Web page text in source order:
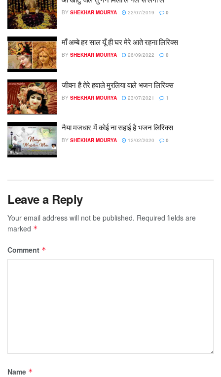
BY SHEKHAR MOURYA 22/07/2019 0
माँ अम्बे हर साल यूँ ही घर मेरे आते रहना लिरिक्स
BY SHEKHAR MOURYA 26/09/2022 0
जीवन है तेरे हवाले मुरलिया वाले भजन लिरिक्स
BY SHEKHAR MOURYA 23/07/2021 1
नैया मजधार में कोई ना सहाई है भजन लिरिक्स
BY SHEKHAR MOURYA 12/02/2020 0
Leave a Reply
Your email address will not be published. Required fields are
marked *
Comment *
Name *